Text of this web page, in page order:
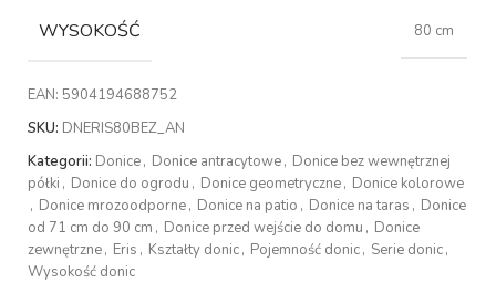
WYSOKOŚĆ 80 cm
EAN: 5904194688752
SKU: DNERIS80BEZ_AN
Kategorii: Donice, Donice antracytowe, Donice bez wewnętrznej
półki , Donice do ogrodu , Donice geometryczne, Donice kolorowe
, Donice mrozoodporne, Donice na patio , Donice na taras , Donice
od 71 cm do 90 cm , Donice przed wejście do domu , Donice
zewnętrzne, Eris , Kształty donic, Pojemność donic, Serie donic,
Wysokość donic